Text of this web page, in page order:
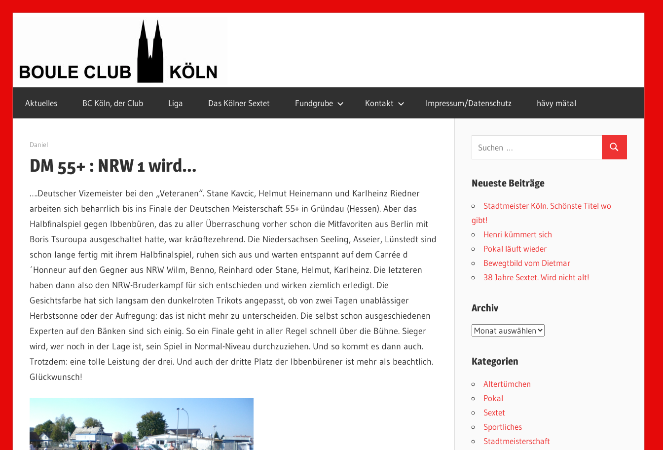
Köln
Petanque
Kölle
Aktuelles BC Köln, der Club Liga Das Kölner Sextet Fundgrube Kontakt Impressum/Datenschutz hävy mätal
17. September 2007
Daniel
DM 55+ : NRW 1 wird…
….Deutscher Vizemeister bei den „Veteranen“. Stane Kavcic, Helmut Heinemann und Karlheinz Riedner
arbeiten sich beharrlich bis ins Finale der Deutschen Meisterschaft 55+ in Gründau (Hessen). Aber das
Halbfinalspiel gegen Ibbenbüren, das zu aller Überraschung vorher schon die Mitfavoriten aus Berlin mit
Boris Tsuroupa ausgeschaltet hatte, war krä¤ftezehrend. Die Niedersachsen Seeling, Asseier, Lünstedt sind
schon lange fertig mit ihrem Halbfinalspiel, ruhen sich aus und warten entspannt auf dem Carrée d
´Honneur auf den Gegner aus NRW Wilm, Benno, Reinhard oder Stane, Helmut, Karlheinz. Die letzteren
haben dann also den NRW-Bruderkampf für sich entschieden und wirken ziemlich erledigt. Die
Gesichtsfarbe hat sich langsam den dunkelroten Trikots angepasst, ob von zwei Tagen unablässiger
Herbstsonne oder der Aufregung: das ist nicht mehr zu unterscheiden. Die selbst schon ausgeschiedenen
Experten auf den Bänken sind sich einig. So ein Finale geht in aller Regel schnell über die Bühne. Sieger
wird, wer noch in der Lage ist, sein Spiel in Normal-Niveau durchzuziehen. Und so kommt es dann auch.
Trotzdem: eine tolle Leistung der drei. Und auch der dritte Platz der Ibbenbürener ist mehr als beachtlich.
Glückwunsch!
Suchen
Neueste Beiträge
Stadtmeister Köln. Schönste Titel wo
gibt!
Henri kümmert sich
Pokal läuft wieder
Bewegtbild vom Dietmar
38 Jahre Sextet. Wird nicht alt!
Archiv
Archiv
Kategorien
Altertümchen
Pokal
Sextet
Sportliches
Stadtmeisterschaft